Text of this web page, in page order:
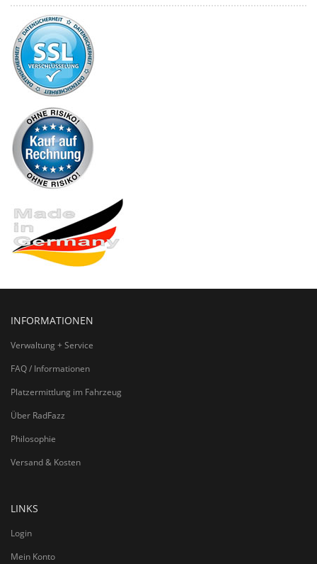
INFORMATIONEN
Verwaltung + Service
FAQ / Informationen
Platzermittlung im Fahrzeug
Über RadFazz
Philosophie
Versand & Kosten
LINKS
Login
Mein Konto